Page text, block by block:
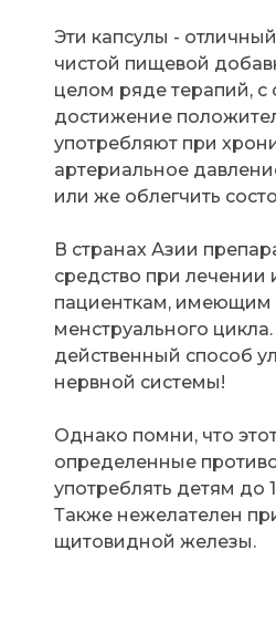
Эти капсулы -
чистой пищевой
целом ряде терапий, с
достижение
употребляют при
артериальное
или же облегчить
В странах Азии
средство при лечении
пациенткам, имеющим
менструального
действенный способ
нервной системы!
Однако помни, что
определенные
употреблять детям до
Также нежелателен
щитовидной железы.